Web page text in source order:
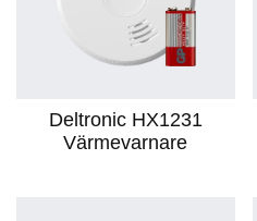
Deltronic HX1231
Värmevarnare